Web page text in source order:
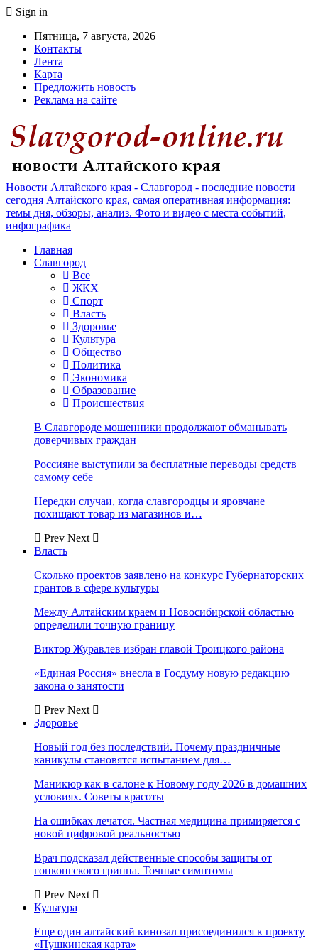
Sign in
Пятница, 7 августа, 2026
Контакты
Лента
Карта
Предложить новость
Реклама на сайте
Новости Алтайского края - Славгород - последние новости
сегодня Алтайского края, самая оперативная информация:
темы дня, обзоры, анализ. Фото и видео с места событий,
инфографика
Главная
Славгород
Все
ЖКХ
Спорт
Власть
Здоровье
Культура
Общество
Политика
Экономика
Образование
Происшествия
В Славгороде мошенники продолжают обманывать
доверчивых граждан
Россияне выступили за бесплатные переводы средств
самому себе
Нередки случаи, когда славгородцы и яровчане
похищают товар из магазинов и…
Prev Next
Власть
Сколько проектов заявлено на конкурс Губернаторских
грантов в сфере культуры
Между Алтайским краем и Новосибирской областью
определили точную границу
Виктор Журавлев избран главой Троицкого района
«Единая Россия» внесла в Госдуму новую редакцию
закона о занятости
Prev Next
Здоровье
Новый год без последствий. Почему праздничные
каникулы становятся испытанием для…
Маникюр как в салоне к Новому году 2026 в домашних
условиях. Советы красоты
На ошибках лечатся. Частная медицина примиряется с
новой цифровой реальностью
Врач подсказал действенные способы защиты от
гонконгского гриппа. Точные симптомы
Prev Next
Культура
Еще один алтайский кинозал присоединился к проекту
«Пушкинская карта»